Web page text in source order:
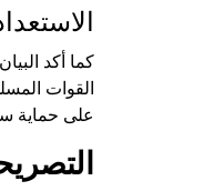
كما أكد
القوات
على حماية